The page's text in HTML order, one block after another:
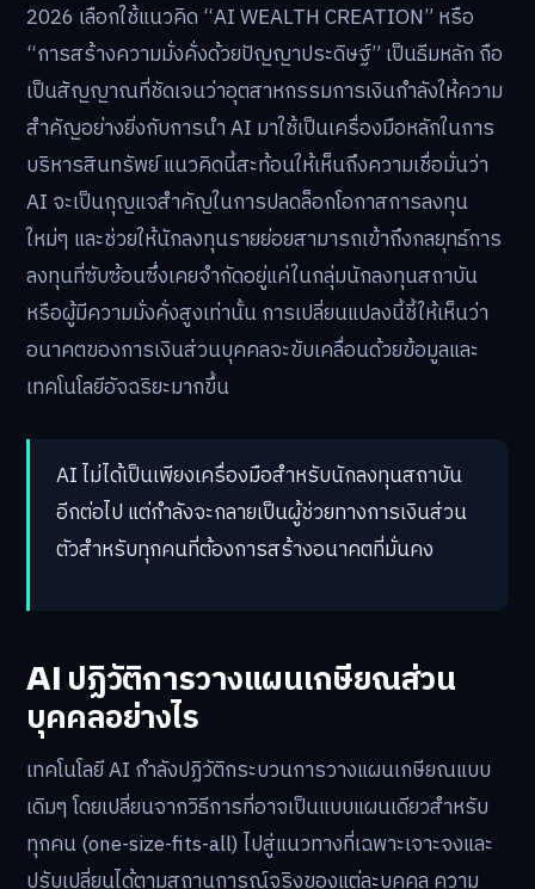
2026 เลือกใช้แนวคิด “AI WEALTH CREATION” หรือ
“การสร้างความมั่งคั่งด้วยปัญญาประดิษฐ์” เป็นธีมหลัก ถือ
เป็นสัญญาณที่ชัดเจนว่าอุตสาหกรรมการเงินกำลังให้ความ
สำคัญอย่างยิ่งกับการนำ AI มาใช้เป็นเครื่องมือหลักในการ
บริหารสินทรัพย์ แนวคิดนี้สะท้อนให้เห็นถึงความเชื่อมั่นว่า
AI จะเป็นกุญแจสำคัญในการปลดล็อกโอกาสการลงทุน
ใหม่ๆ และช่วยให้นักลงทุนรายย่อยสามารถเข้าถึงกลยุทธ์การ
ลงทุนที่ซับซ้อนซึ่งเคยจำกัดอยู่แค่ในกลุ่มนักลงทุนสถาบัน
หรือผู้มีความมั่งคั่งสูงเท่านั้น การเปลี่ยนแปลงนี้ชี้ให้เห็นว่า
อนาคตของการเงินส่วนบุคคลจะขับเคลื่อนด้วยข้อมูลและ
เทคโนโลยีอัจฉริยะมากขึ้น
AI ไม่ได้เป็นเพียงเครื่องมือสำหรับนักลงทุนสถาบัน
อีกต่อไป แต่กำลังจะกลายเป็นผู้ช่วยทางการเงินส่วน
ตัวสำหรับทุกคนที่ต้องการสร้างอนาคตที่มั่นคง
AI ปฏิวัติการวางแผนเกษียณส่วน
บุคคลอย่างไร
เทคโนโลยี AI กำลังปฏิวัติกระบวนการวางแผนเกษียณแบบ
เดิมๆ โดยเปลี่ยนจากวิธีการที่อาจเป็นแบบแผนเดียวสำหรับ
ทุกคน (one-size-fits-all) ไปสู่แนวทางที่เฉพาะเจาะจงและ
ปรับเปลี่ยนได้ตามสถานการณ์จริงของแต่ละบุคคล ความ